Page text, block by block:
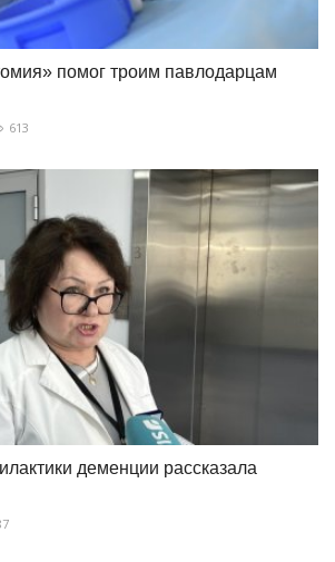
помог троим павлодарцам
613
деменции рассказала